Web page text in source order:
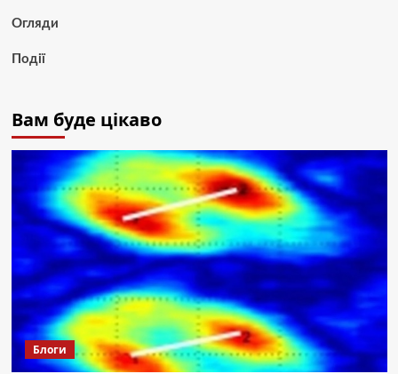
Огляди
Події
Вам буде цікаво
Блоги